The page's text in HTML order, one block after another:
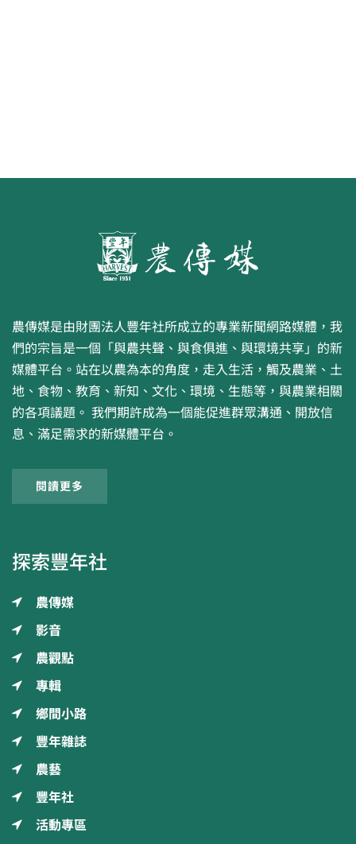
農傳媒是由財團法人豐年社所成立的專業新聞網路媒體，我
們的宗旨是一個「與農共聲、與食俱進、與環境共享」的新
媒體平台。站在以農為本的角度，走入生活，觸及農業、土
地、食物、教育、新知、文化、環境、生態等，與農業相關
的各項議題。 我們期許成為一個能促進群眾溝通、開放信
息、滿足需求的新媒體平台。
閱讀更多
探索豐年社
農傳媒
影音
農觀點
專輯
鄉間小路
豐年雜誌
農藝
豐年社
活動專區